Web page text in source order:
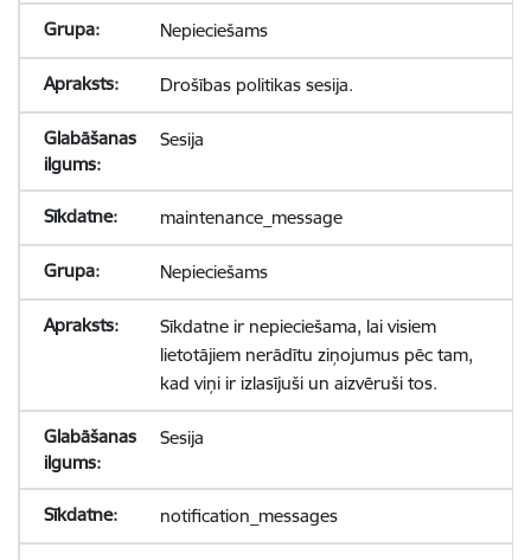
Nepieciešams
Drošības politikas sesija.
Sesija
maintenance_message
Nepieciešams
Sīkdatne ir nepieciešama, lai visiem
lietotājiem nerādītu ziņojumus pēc tam,
kad viņi ir izlasījuši un aizvēruši tos.
Sesija
notification_messages